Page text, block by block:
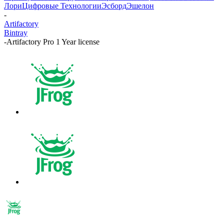
ЛориЦифровые ТехнологииЭсбордЭшелон
-
Artifactory
Bintray
-Artifactory Pro 1 Year license